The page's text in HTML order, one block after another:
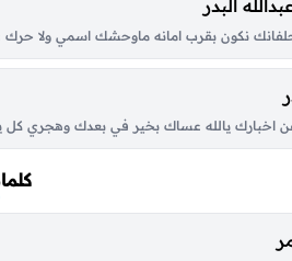
البدر
نكون بقرب امانه ماوحشك اسمي ولا حرك
اخبارك يالله عساك بخير في بعدك وهجري كل